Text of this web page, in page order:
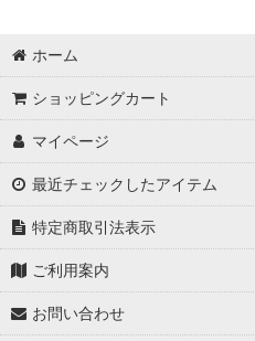
ホーム
ショッピングカート
マイページ
最近チェックしたアイテム
特定商取引法表示
ご利用案内
お問い合わせ